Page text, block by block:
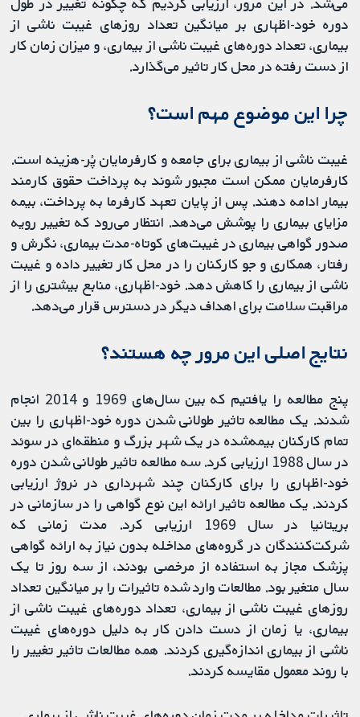
دوره خود-اظهاری بر میانگین تعداد روزهای غیبت ناشی از
بیماری، تعداد دوره‌های غیبت ناشی از بیماری، و میزان زمان کار
از دست رفته در محل کار تاثیر می‌گذارد.
چرا این موضوع مهم است؟
غیبت ناشی از بیماری برای جامعه و کارفرمایان پُر-هزینه است.
کارفرمایان ممکن است مجبور شوند به پرداخت حقوق کارمند
بیمار ادامه دهند. پس از پایان تعهد کارفرما به پرداخت، بیمه
مزایای بیماری را پوشش می‌دهد. انتظار می‌رود که تغییر رویه
صدور گواهی بیماری در غیبت‌های کوتاه-مدت بیماری، نگرش و
رفتار، همکاری و جو کارکنان را در محل کار تغییر داده و غیبت
ناشی از بیماری را کاهش دهد. خود-اظهاری، منابع بیشتری را از
مراقبت سلامت برای اهداف دیگر در دسترس قرار می‌دهد.
نتایج اصلی این مرور چه هستند؟
پنج مطالعه را یافتیم که بین سال‌های 1969 و 2014 انجام
شدند. یک مطالعه تاثیر طولانی شدن دوره خود-اظهاری را بین
تمام کارکنان بیمه‌شده در یک شهر بزرگ و منطقه‌ای در سوئد
در سال 1988 ارزیابی کرد. سه مطالعه تاثیر طولانی شدن دوره
خود-اظهاری را برای کارکنان چند شهرداری در نروژ ارزیابی
کردند. یک مطالعه تاثیر ارائه این نوع گواهی را در سازمانی در
بریتانیا در سال 1969 ارزیابی کرد. مدت زمانی که
شرکت‌کنندگان در گروه‌های مداخله بدون نیاز به ارائه گواهی
پزشک مجاز به استفاده از مرخصی بودند، از سه روز تا یک
سال متغیر بود. مطالعات وارد شده تاثیرات را بر میانگین تعداد
روزهای غیبت ناشی از بیماری، تعداد دوره‌های غیبت ناشی از
بیماری، یا زمان از دست دادن کار به دلیل دوره‌های غیبت
ناشی از بیماری اندازه‌گیری کردند. همه مطالعات تاثیر تغییر را
با روند معمول مقایسه کردند.